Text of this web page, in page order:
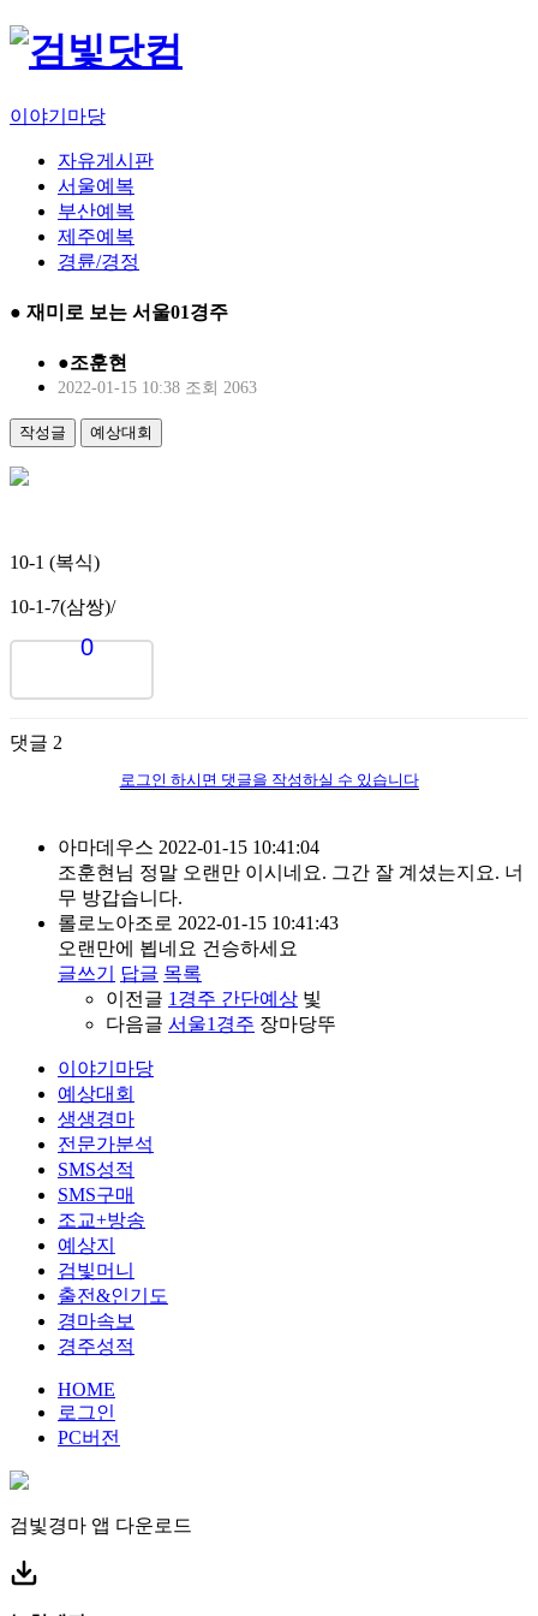
이야기마당
자유게시판
서울예복
부산예복
제주예복
경륜/경정
● 재미로 보는 서울01경주
●조훈현
2022-01-15 10:38 조회 2063
작성글 예상대회
10-1 (복식)
10-1-7(삼쌍)/
0
댓글 2
로그인 하시면 댓글을 작성하실 수 있습니다
아마데우스 2022-01-15 10:41:04
조훈현님 정말 오랜만 이시네요. 그간 잘 계셨는지요. 너
무 방갑습니다.
롤로노아조로 2022-01-15 10:41:43
오랜만에 뵙네요 건승하세요
글쓰기
답글 목록
이전글 1경주 간단예상 빛
다음글 서울1경주 장마당뚜
이야기마당
예상대회
생생경마
전문가분석
SMS성적
SMS구매
조교+방송
예상지
검빛머니
출전&인기도
경마속보
경주성적
HOME
로그인
PC버전
검빛경마 앱 다운로드